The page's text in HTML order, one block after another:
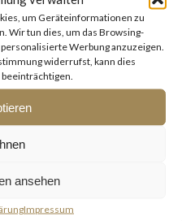
um Geräteinformationen zu
Wir tun dies, um das Browsing-
Werbung anzuzeigen.
widerrufst, kann dies
ansehen
Impressum
Burnout?
mit „Ja“ beantworten,
Schlaf morgens
– z. B. auf Kollegen, Familie